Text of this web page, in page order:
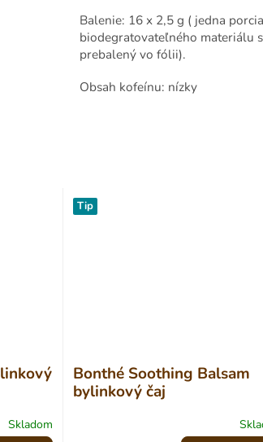
Balenie: 16 x 2,5 g ( jedna
biodegratovateľného materiálu
prebalený vo fólii).
Obsah kofeínu: nízky
Skladom
Tip
Bonthé Soothing Balsam
bylinkový čaj